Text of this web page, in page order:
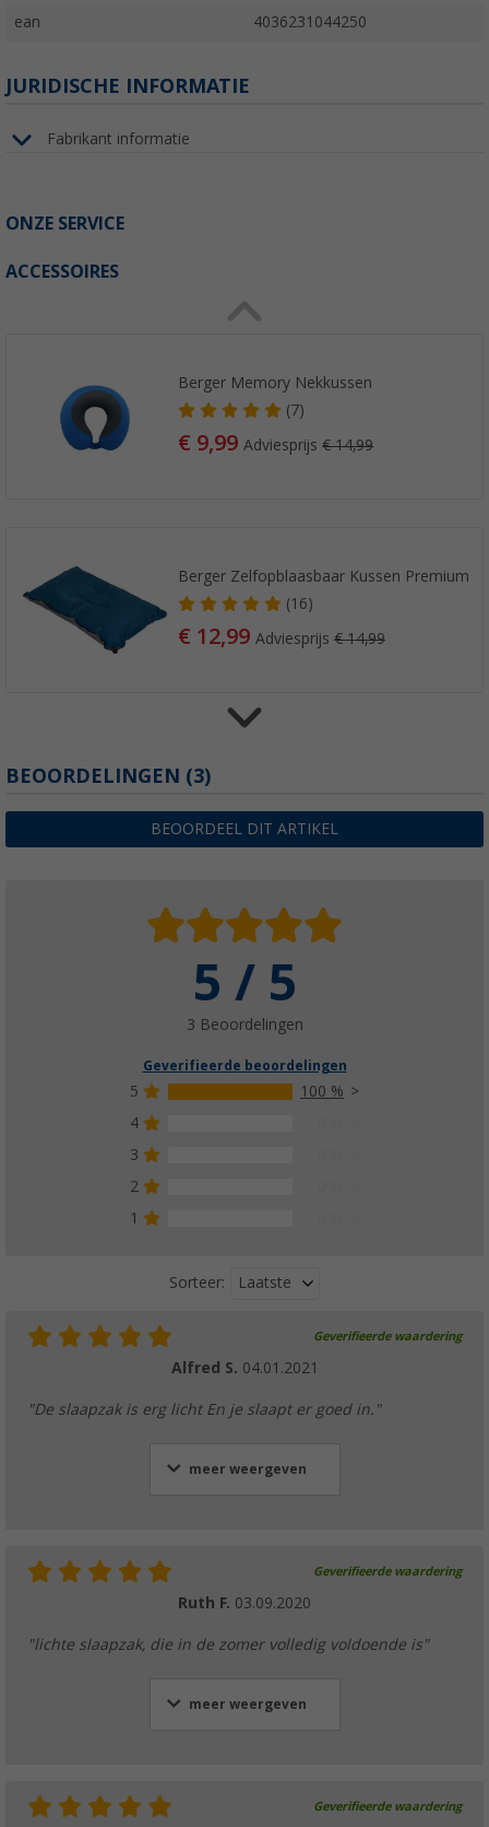
ean 4036231044250
JURIDISCHE INFORMATIE
Fabrikant informatie
ONZE SERVICE
ACCESSOIRES
Berger Memory Nekkussen
(7)
€ 9,99Adviesprijs€ 14,99
Berger Zelfopblaasbaar Kussen Premium
(16)
€ 12,99Adviesprijs€ 14,99
Berger Premium Dubbele Self-Inflating Mat
vanaf€ 74,99Adviesprijs
Esbit Majoris roestvrijstalen thermosbeker
(1)
vanaf€ 28,99
BEOORDELINGEN (3)
BEOORDEEL DIT ARTIKEL
5 / 5
3 Beoordelingen
Geverifieerde beoordelingen
5
100 %
4
3
2
1
Sorteer: Laatste
Geverifieerde waardering
Alfred S. 04.01.2021
"De slaapzak is erg licht En je slaapt er goed in."
meer weergeven
Geverifieerde waardering
Ruth F. 03.09.2020
"lichte slaapzak, die in de zomer volledig voldoende is"
meer weergeven
Geverifieerde waardering